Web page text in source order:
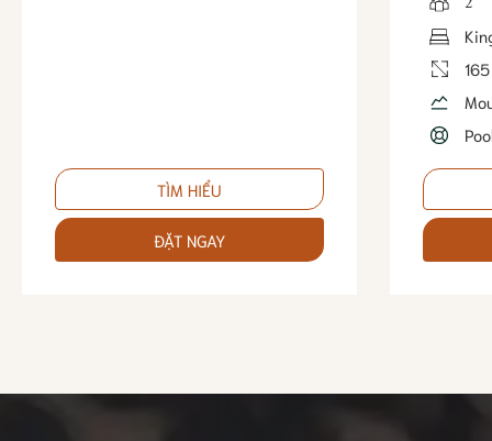
TÌM HIỂU
ĐẶT NGAY